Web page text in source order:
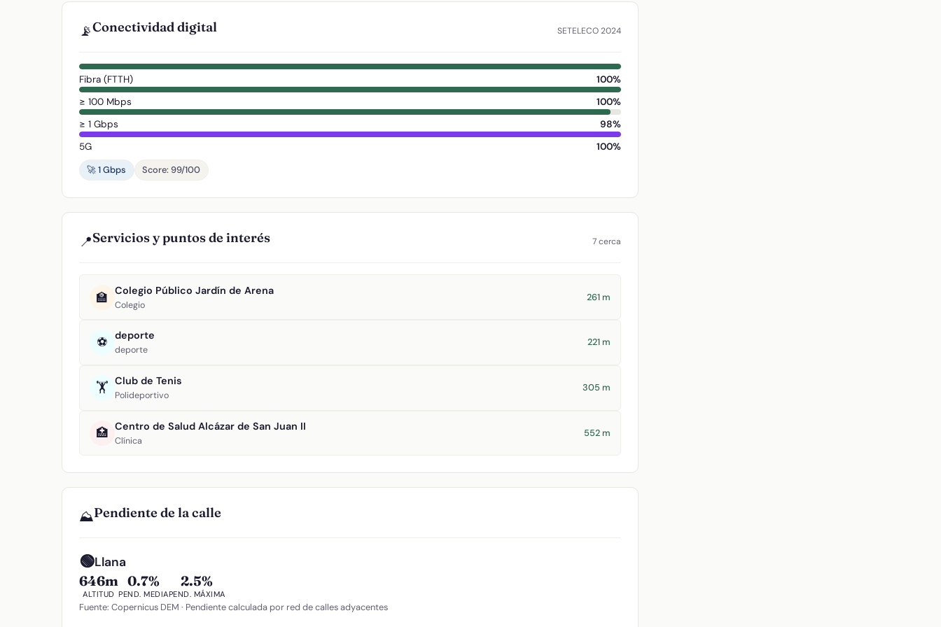
📡Conectividad digital SETELECO 2024
Fibra (FTTH)
100%
≥ 100 Mbps
100%
≥ 1 Gbps
98%
5G
100%
🚀 1 Gbps
Score: 99/100
📍Servicios y puntos de interés 7 cerca
🏫 Colegio Público Jardín de Arena
Colegio
261 m
⚽ deporte
deporte
221 m
🏋️ Club de Tenis
Polideportivo
305 m
🏥 Centro de Salud Alcázar de San Juan II
Clínica
552 m
⛰️Pendiente de la calle
🟢Llana
646m
ALTITUD
0.7%
PEND. MEDIA
2.5%
PEND. MÁXIMA
Fuente: Copernicus DEM · Pendiente calculada por red de calles adyacentes